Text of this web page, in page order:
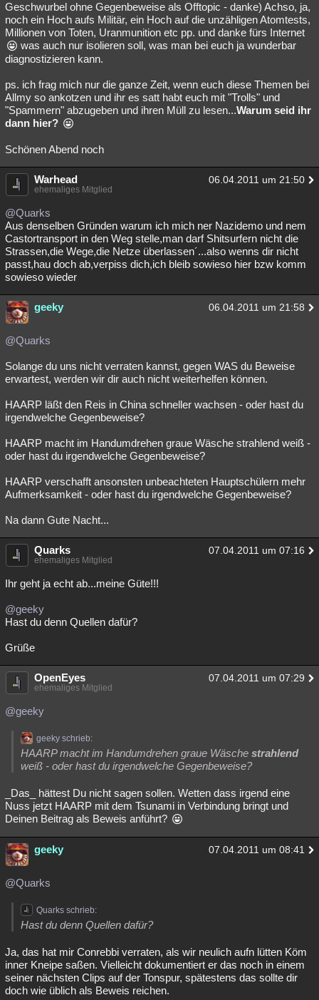
Geschwurbel ohne Gegenbeweise als Offtopic - danke) Achso, ja,
noch ein Hoch aufs Militär, ein Hoch auf die unzähligen Atomtests,
Millionen von Toten, Uranmunition etc pp. und danke fürs Internet
was auch nur isolieren soll, was man bei euch ja wunderbar
diagnostizieren kann.
ps. ich frag mich nur die ganze Zeit, wenn euch diese Themen bei
Allmy so ankotzen und ihr es satt habt euch mit "Trolls" und
"Spammern" abzugeben und ihren Müll zu lesen...Warum seid ihr
dann hier?
Schönen Abend noch
Warhead 06.04.2011 um 21:50
ehemaliges Mitglied
@Quarks
Aus denselben Gründen warum ich mich ner Nazidemo und nem
Castortransport in den Weg stelle,man darf Shitsurfern nicht die
Strassen,die Wege,die Netze überlassen´...also wenns dir nicht
passt,hau doch ab,verpiss dich,ich bleib sowieso hier bzw komm
sowieso wieder
geeky 06.04.2011 um 21:58
@Quarks
Solange du uns nicht verraten kannst, gegen WAS du Beweise
erwartest, werden wir dir auch nicht weiterhelfen können.
HAARP läßt den Reis in China schneller wachsen - oder hast du
irgendwelche Gegenbeweise?
HAARP macht im Handumdrehen graue Wäsche strahlend weiß -
oder hast du irgendwelche Gegenbeweise?
HAARP verschafft ansonsten unbeachteten Hauptschülern mehr
Aufmerksamkeit - oder hast du irgendwelche Gegenbeweise?
Na dann Gute Nacht...
Quarks 07.04.2011 um 07:16
ehemaliges Mitglied
Ihr geht ja echt ab...meine Güte!!!
@geeky
Hast du denn Quellen dafür?
Grüße
OpenEyes 07.04.2011 um 07:29
ehemaliges Mitglied
@geeky
geeky schrieb:
HAARP macht im Handumdrehen graue Wäsche strahlend
weiß - oder hast du irgendwelche Gegenbeweise?
_Das_ hättest Du nicht sagen sollen. Wetten dass irgend eine
Nuss jetzt HAARP mit dem Tsunami in Verbindung bringt und
Deinen Beitrag als Beweis anführt?
geeky 07.04.2011 um 08:41
@Quarks
Quarks schrieb:
Hast du denn Quellen dafür?
Ja, das hat mir Conrebbi verraten, als wir neulich aufn lütten Köm
inner Kneipe saßen. Vielleicht dokumentiert er das noch in einem
seiner nächsten Clips auf der Tonspur, spätestens das sollte dir
doch wie üblich als Beweis reichen.